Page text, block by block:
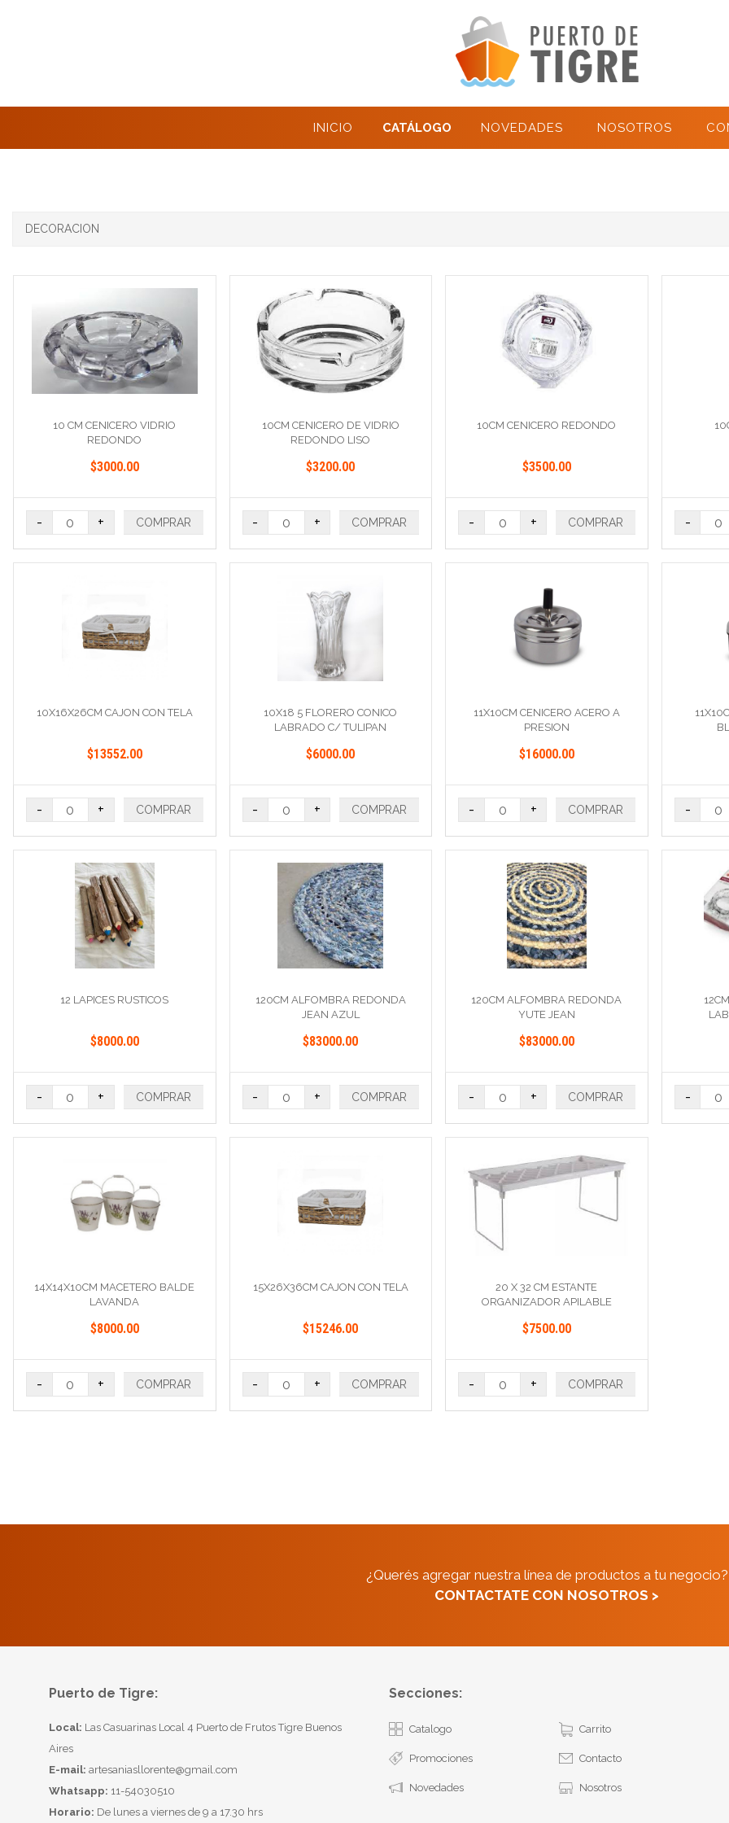
INICIO CATÁLOGO NOVEDADES NOSOTROS
DECORACION
10 CM CENICERO VIDRIO
REDONDO
$3000.00
- + COMPRAR
10CM CENICERO DE VIDRIO
REDONDO LISO
$3200.00
- + COMPRAR
10CM CENICERO REDONDO
$3500.00
- + COMPRAR -
10X16X26CM CAJON CON TELA
$13552.00
- + COMPRAR
10X18 5 FLORERO CONICO
LABRADO C/ TULIPAN
$6000.00
- + COMPRAR
11X10CM CENICERO ACERO A
PRESION
$16000.00
- + COMPRAR -
12 LAPICES RUSTICOS
$8000.00
- + COMPRAR
120CM ALFOMBRA REDONDA
JEAN AZUL
$83000.00
- + COMPRAR
120CM ALFOMBRA REDONDA
YUTE JEAN
$83000.00
- + COMPRAR -
14X14X10CM MACETERO BALDE
LAVANDA
$8000.00
- + COMPRAR
15X26X36CM CAJON CON TELA
$15246.00
- + COMPRAR
20 X 32 CM ESTANTE
ORGANIZADOR APILABLE
$7500.00
- + COMPRAR
¿Querés agregar nuestra línea de productos a tu negocio?
CONTACTATE CON NOSOTROS >
Puerto de Tigre:
Local: Las Casuarinas Local 4 Puerto de Frutos Tigre Buenos
Aires
E-mail: artesaniasllorente@gmail.com
Whatsapp: 11-54030510
Horario: De lunes a viernes de 9 a 17.30 hrs
Secciones:
Catalogo
Promociones
Novedades
Carrito
Contacto
Nosotros